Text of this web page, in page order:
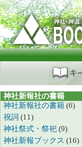
神社新報社の書籍
神社新報社の書籍 (6)
祝詞 (11)
神社祭式・祭祀 (9)
神社新報ブックス (16)